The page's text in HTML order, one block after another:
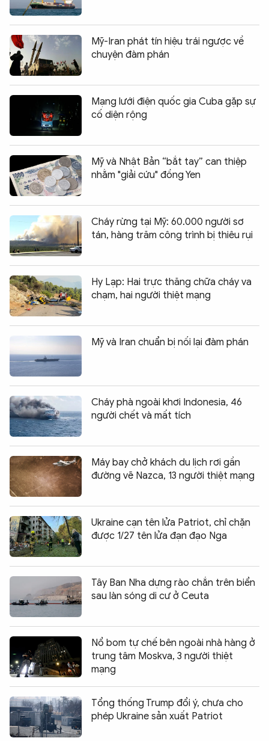
Mỹ-Iran phát tín hiệu trái ngược về
chuyện đàm phán
Mạng lưới điện quốc gia Cuba gặp sự
cố diện rộng
Mỹ và Nhật Bản “bắt tay” can thiệp
nhằm "giải cứu" đồng Yen
Cháy rừng tại Mỹ: 60.000 người sơ
tán, hàng trăm công trình bị thiêu rụi
Hy Lạp: Hai trực thăng chữa cháy va
chạm, hai người thiệt mạng
Mỹ và Iran chuẩn bị nối lại đàm phán
Cháy phà ngoài khơi Indonesia, 46
người chết và mất tích
Máy bay chở khách du lịch rơi gần
đường vẽ Nazca, 13 người thiệt mạng
Ukraine cạn tên lửa Patriot, chỉ chặn
được 1/27 tên lửa đạn đạo Nga
Tây Ban Nha dựng rào chắn trên biển
sau làn sóng di cư ở Ceuta
Nổ bom tự chế bên ngoài nhà hàng ở
trung tâm Moskva, 3 người thiệt
mạng
Tổng thống Trump đổi ý, chưa cho
phép Ukraine sản xuất Patriot